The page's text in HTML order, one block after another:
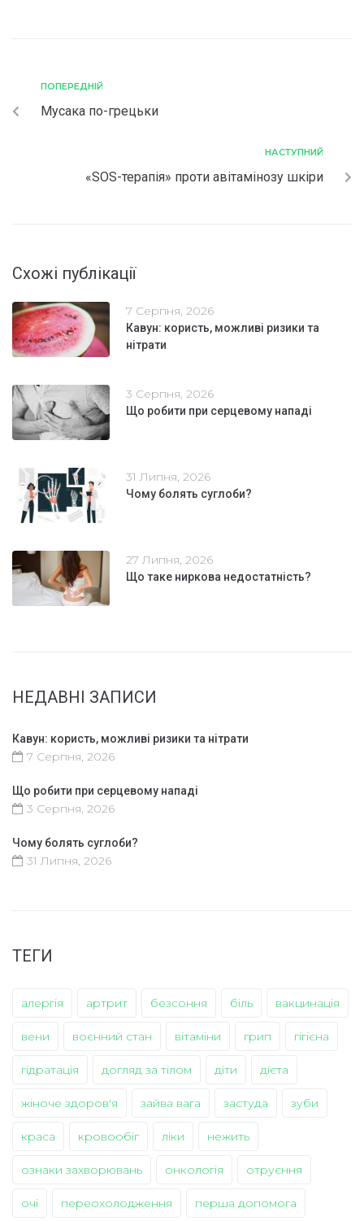
ПОПЕРЕДНІЙ
Мусака по-грецьки
НАСТУПНИЙ
«SOS-терапія» проти авітамінозу шкіри
Схожі публікації
7 Серпня, 2026
Кавун: користь, можливі ризики та
нітрати
3 Серпня, 2026
Що робити при серцевому нападі
31 Липня, 2026
Чому болять суглоби?
27 Липня, 2026
Що таке ниркова недостатність?
НЕДАВНІ ЗАПИСИ
Кавун: користь, можливі ризики та нітрати
7 Серпня, 2026
Що робити при серцевому нападі
3 Серпня, 2026
Чому болять суглоби?
31 Липня, 2026
ТЕГИ
алергія артрит безсоння біль вакцинація
вени воєнний стан вітаміни грип гігієна
гідратація догляд за тілом діти дієта
жіноче здоров'я зайва вага застуда зуби
краса кровообіг ліки нежить
ознаки захворювань онкологія отруєння
очі переохолодження перша допомога